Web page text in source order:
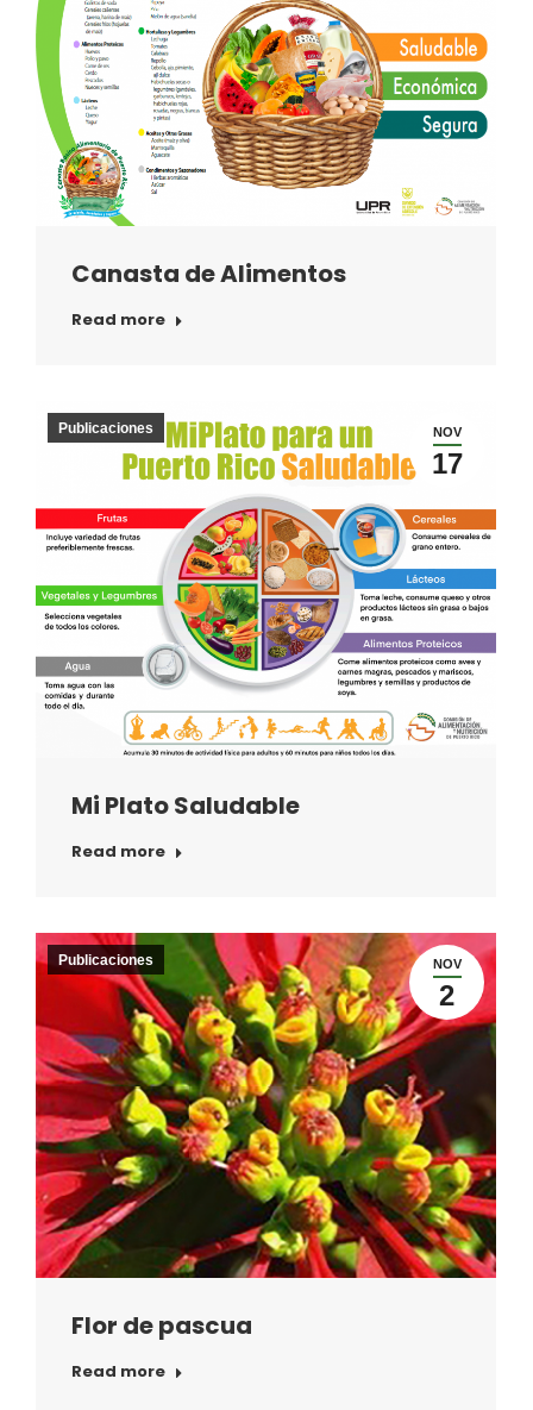
Canasta de Alimentos
Read more
NOV
17
Publicaciones
Mi Plato Saludable
Read more
NOV
2
Publicaciones
Flor de pascua
Read more